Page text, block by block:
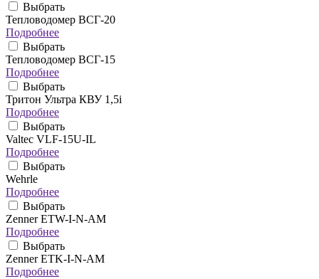
Выбрать
Тепловодомер ВСГ-20
Подробнее
Выбрать
Тепловодомер ВСГ-15
Подробнее
Выбрать
Тритон Ультра КВУ 1,5i
Подробнее
Выбрать
Valtec VLF-15U-IL
Подробнее
Выбрать
Wehrle
Подробнее
Выбрать
Zenner ETW-I-N-AM
Подробнее
Выбрать
Zenner ETK-I-N-AM
Подробнее